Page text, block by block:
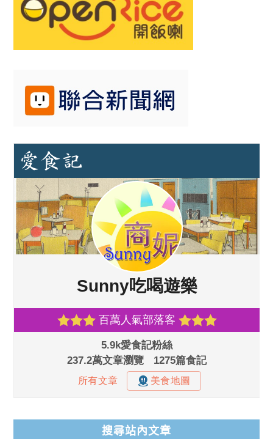
搜尋站內文章